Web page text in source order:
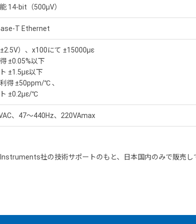
14-bit（500µV）
T Ethernet
）、x100にて ±15000με
±0.05%以下
±1.5με以下
得 ±50ppm/℃ 、
±0.2με/℃
、47〜440Hz、220VAmax
社の技術サポートのもと、日本国内のみで販売し